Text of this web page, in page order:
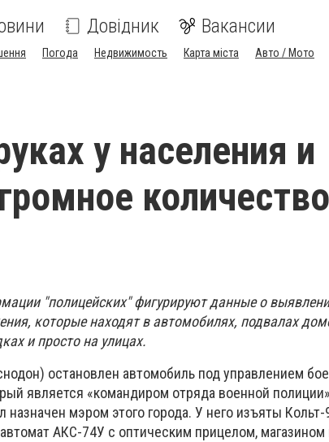
Довідник Вакансии
Погода Недвижимость Карта міста Авто / Мото
у населения и
количество
"полицейских" фигурируют данные о
которые находят в автомобилях, подвалах
и просто на улицах.
остановлен автомобиль под управлением
является «командиром отряда военной
назначен мэром этого города. У него изъяты Кольт-
АКС-74У с оптическим прицелом, магазином